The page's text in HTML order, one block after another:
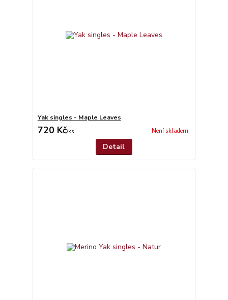
Yak singles - Maple Leaves
720 Kč/ks Není skladem
Detail